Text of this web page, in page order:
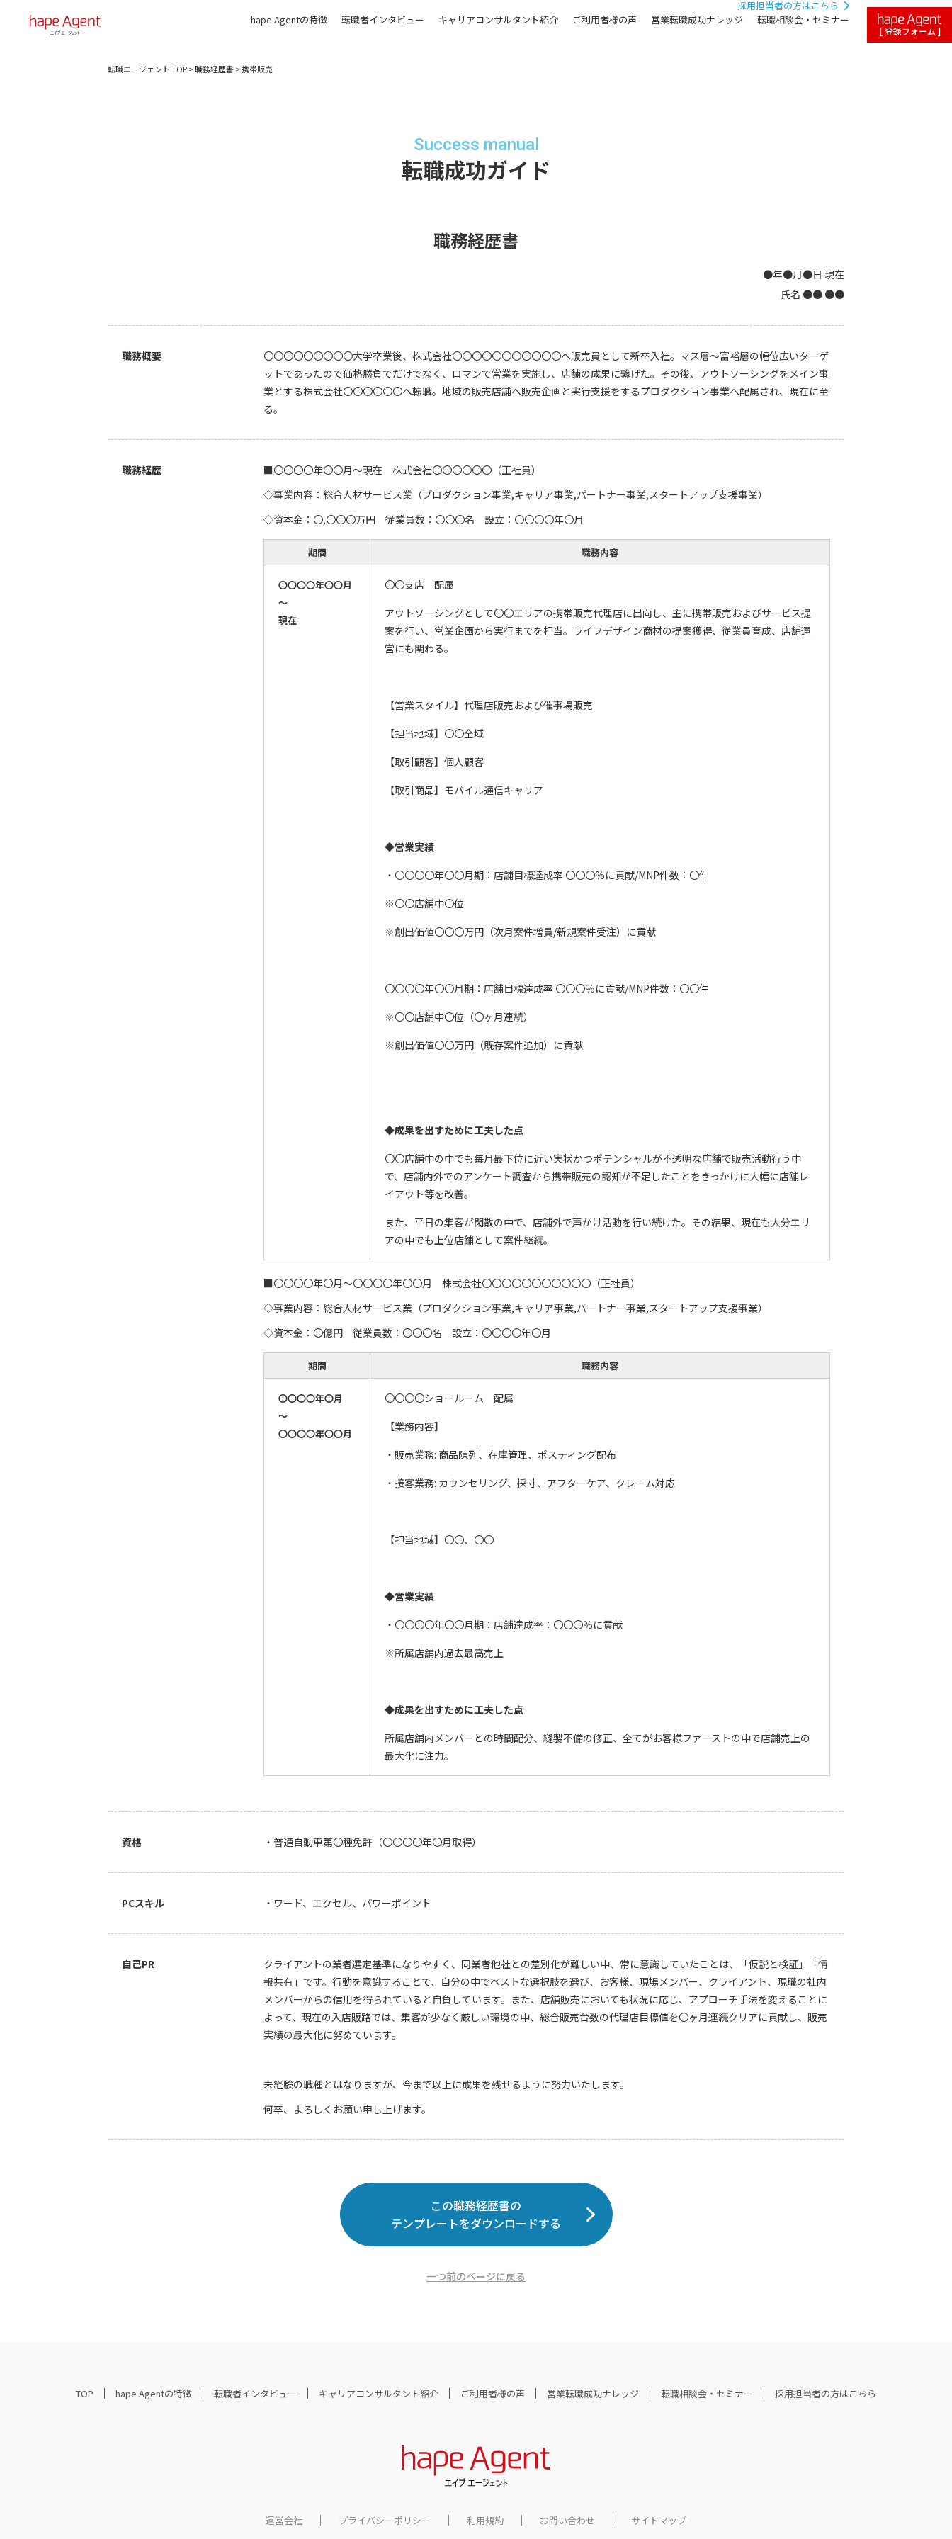
採用担当者の方はこちら
hape Agentの特徴
転職者インタビュー キャリアコンサルタント紹介 ご利用者様の声 営業転職成功ナレッジ 転職相談会・セミナー
[ 登録フォーム ]
転職エージェント TOP>職務経歴書>携帯販売
Success manual
転職成功ガイド
職務経歴書
●年●月●日 現在
氏名 ●● ●●
職務概要
〇〇〇〇〇〇〇〇〇大学卒業後、株式会社〇〇〇〇〇〇〇〇〇〇〇へ販売員として新卒入社。マス層〜富裕層の幅位広いターゲ
ットであったので価格勝負でだけでなく、ロマンで営業を実施し、店舗の成果に繋げた。その後、アウトソーシングをメイン事
業とする株式会社〇〇〇〇〇〇へ転職。地域の販売店舗へ販売企画と実行支援をするプロダクション事業へ配属され、現在に至
る。
職務経歴
■〇〇〇〇年〇〇月～現在 株式会社〇〇〇〇〇〇（正社員）
◇事業内容：総合人材サービス業（プロダクション事業,キャリア事業,パートナー事業,スタートアップ支援事業）
◇資本金：〇,〇〇〇万円 従業員数：〇〇〇名 設立：〇〇〇〇年〇月
期間 職務内容
〇〇〇〇年〇〇月
～
現在
〇〇支店 配属
アウトソーシングとして〇〇エリアの携帯販売代理店に出向し、主に携帯販売およびサービス提
案を行い、営業企画から実行までを担当。ライフデザイン商材の提案獲得、従業員育成、店舗運
営にも関わる。
【営業スタイル】代理店販売および催事場販売
【担当地域】〇〇全域
【取引顧客】個人顧客
【取引商品】モバイル通信キャリア
◆営業実績
・〇〇〇〇年〇〇月期：店舗目標達成率 〇〇〇%に貢献/MNP件数：〇件
※〇〇店舗中〇位
※創出価値〇〇〇万円（次月案件増員/新規案件受注）に貢献
〇〇〇〇年〇〇月期：店舗目標達成率 〇〇〇％に貢献/MNP件数：〇〇件
※〇〇店舗中〇位（〇ヶ月連続）
※創出価値〇〇万円（既存案件追加）に貢献
◆成果を出すために工夫した点
〇〇店舗中の中でも毎月最下位に近い実状かつポテンシャルが不透明な店舗で販売活動行う中
で、店舗内外でのアンケート調査から携帯販売の認知が不足したことをきっかけに大幅に店舗レ
イアウト等を改善。
また、平日の集客が閑散の中で、店舗外で声かけ活動を行い続けた。その結果、現在も大分エリ
アの中でも上位店舗として案件継続。
■〇〇〇〇年〇月～〇〇〇〇年〇〇月 株式会社〇〇〇〇〇〇〇〇〇〇〇（正社員）
◇事業内容：総合人材サービス業（プロダクション事業,キャリア事業,パートナー事業,スタートアップ支援事業）
◇資本金：〇億円 従業員数：〇〇〇名 設立：〇〇〇〇年〇月
期間 職務内容
〇〇〇〇年〇月
～
〇〇〇〇年〇〇月
〇〇〇〇ショールーム 配属
【業務内容】
・販売業務: 商品陳列、在庫管理、ポスティング配布
・接客業務: カウンセリング、採寸、アフターケア、クレーム対応
【担当地域】〇〇、〇〇
◆営業実績
・〇〇〇〇年〇〇月期：店舗達成率：〇〇〇％に貢献
※所属店舗内過去最高売上
◆成果を出すために工夫した点
所属店舗内メンバーとの時間配分、縫製不備の修正、全てがお客様ファーストの中で店舗売上の
最大化に注力。
資格 ・普通自動車第〇種免許（〇〇〇〇年〇月取得）
PCスキル ・ワード、エクセル、パワーポイント
自己PR
クライアントの業者選定基準になりやすく、同業者他社との差別化が難しい中、常に意識していたことは、「仮説と検証」「情
報共有」です。行動を意識することで、自分の中でベストな選択肢を選び、お客様、現場メンバー、クライアント、現職の社内
メンバーからの信用を得られていると自負しています。また、店舗販売においても状況に応じ、アプローチ手法を変えることに
よって、現在の入店販路では、集客が少なく厳しい環境の中、総合販売台数の代理店目標値を〇ヶ月連続クリアに貢献し、販売
実績の最大化に努めています。
未経験の職種とはなりますが、今まで以上に成果を残せるように努力いたします。
何卒、よろしくお願い申し上げます。
この職務経歴書の
テンプレートをダウンロードする
一つ前のページに戻る
TOP hape Agentの特徴 転職者インタビュー キャリアコンサルタント紹介 ご利用者様の声 営業転職成功ナレッジ 転職相談会・セミナー 採用担当者の方はこちら
運営会社 プライバシーポリシー 利用規約 お問い合わせ サイトマップ